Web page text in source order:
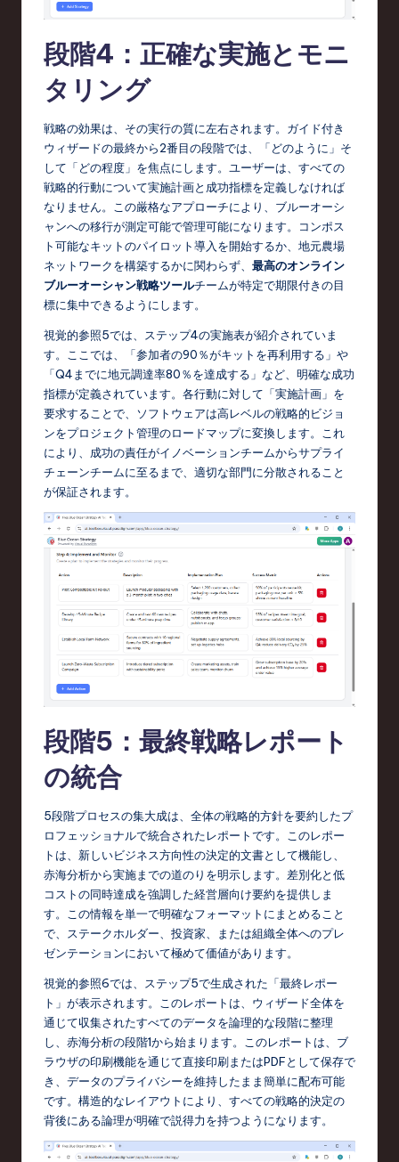
段階4：正確な実施とモニ
タリング
戦略の効果は、その実行の質に左右されます。ガイド付き
ウィザードの最終から2番目の段階では、「どのように」そ
して「どの程度」を焦点にします。ユーザーは、すべての
戦略的行動について実施計画と成功指標を定義しなければ
なりません。この厳格なアプローチにより、ブルーオーシ
ャンへの移行が測定可能で管理可能になります。コンポス
ト可能なキットのパイロット導入を開始するか、地元農場
ネットワークを構築するかに関わらず、 最高のオンライン
ブルーオーシャン戦略ツールチームが特定で期限付きの目
標に集中できるようにします。
視覚的参照5では、ステップ4の実施表が紹介されていま
す。ここでは、「参加者の90％がキットを再利用する」や
「Q4までに地元調達率80％を達成する」など、明確な成功
指標が定義されています。各行動に対して「実施計画」を
要求することで、ソフトウェアは高レベルの戦略的ビジョ
ンをプロジェクト管理のロードマップに変換します。これ
により、成功の責任がイノベーションチームからサプライ
チェーンチームに至るまで、適切な部門に分散されること
が保証されます。
段階5：最終戦略レポート
の統合
5段階プロセスの集大成は、全体の戦略的方針を要約したプ
ロフェッショナルで統合されたレポートです。このレポー
トは、新しいビジネス方向性の決定的文書として機能し、
赤海分析から実施までの道のりを明示します。差別化と低
コストの同時達成を強調した経営層向け要約を提供しま
す。この情報を単一で明確なフォーマットにまとめること
で、ステークホルダー、投資家、または組織全体へのプレ
ゼンテーションにおいて極めて価値があります。
視覚的参照6では、ステップ5で生成された「最終レポー
ト」が表示されます。このレポートは、ウィザード全体を
通じて収集されたすべてのデータを論理的な段階に整理
し、赤海分析の段階1から始まります。このレポートは、ブ
ラウザの印刷機能を通じて直接印刷またはPDFとして保存で
き、データのプライバシーを維持したまま簡単に配布可能
です。構造的なレイアウトにより、すべての戦略的決定の
背後にある論理が明確で説得力を持つようになります。